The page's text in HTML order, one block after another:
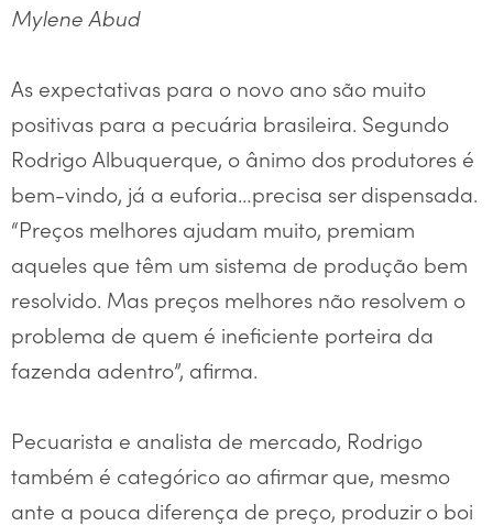
Mylene Abud
As expectativas para o novo ano são muito
positivas para a pecuária brasileira. Segundo
Rodrigo Albuquerque, o ânimo dos produtores é
bem-vindo, já a euforia…precisa ser dispensada.
“Preços melhores ajudam muito, premiam
aqueles que têm um sistema de produção bem
resolvido. Mas preços melhores não resolvem o
problema de quem é ineficiente porteira da
fazenda adentro”, afirma.
Pecuarista e analista de mercado, Rodrigo
também é categórico ao afirmar que, mesmo
ante a pouca diferença de preço, produzir o boi